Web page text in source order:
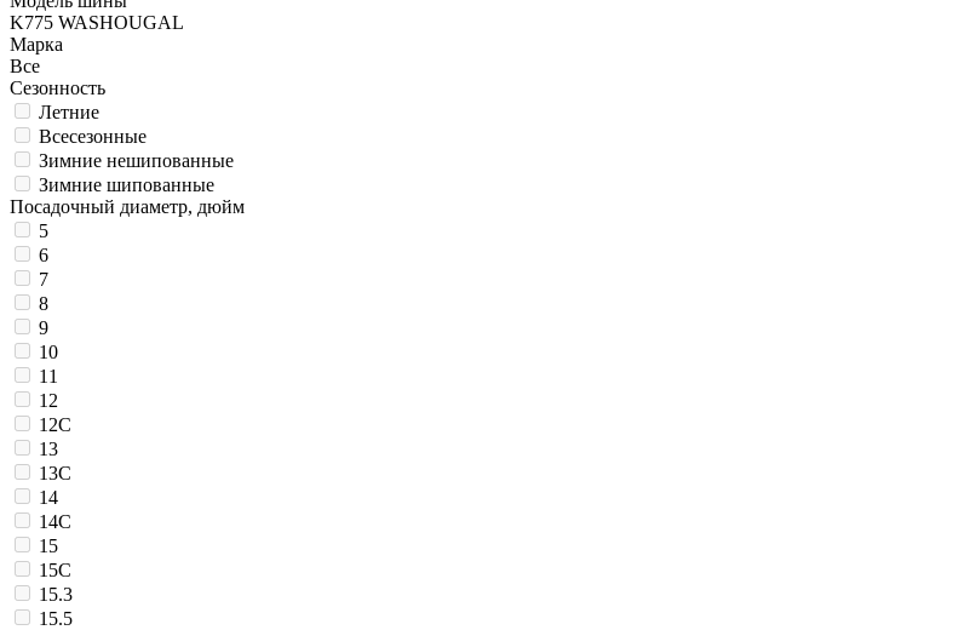
K775 WASHOUGAL
Марка
Все
Сезонность
Летние
Всесезонные
Зимние нешипованные
Зимние шипованные
Посадочный диаметр, дюйм
5
6
7
8
9
10
11
12
12C
13
13C
14
14C
15
15C
15.3
15.5